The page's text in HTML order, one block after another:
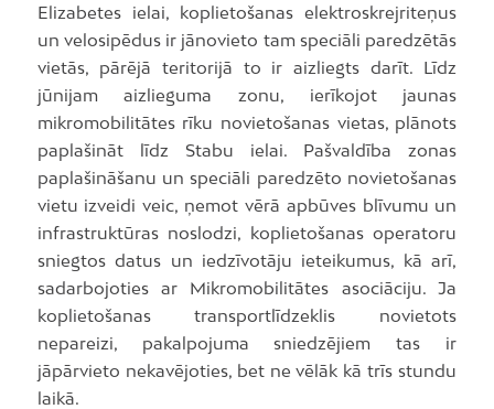
Elizabetes ielai, koplietošanas elektroskrejriteņus
un velosipēdus ir jānovieto tam speciāli paredzētās
vietās, pārējā teritorijā to ir aizliegts darīt. Līdz
jūnijam aizlieguma zonu, ierīkojot jaunas
mikromobilitātes rīku novietošanas vietas, plānots
paplašināt līdz Stabu ielai. Pašvaldība zonas
paplašināšanu un speciāli paredzēto novietošanas
vietu izveidi veic, ņemot vērā apbūves blīvumu un
infrastruktūras noslodzi, koplietošanas operatoru
sniegtos datus un iedzīvotāju ieteikumus, kā arī,
sadarbojoties ar Mikromobilitātes asociāciju. Ja
koplietošanas transportlīdzeklis novietots
nepareizi, pakalpojuma sniedzējiem tas ir
jāpārvieto nekavējoties, bet ne vēlāk kā trīs stundu
laikā.